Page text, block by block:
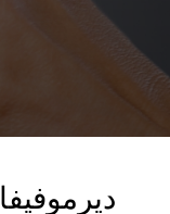
ديرموفيفا